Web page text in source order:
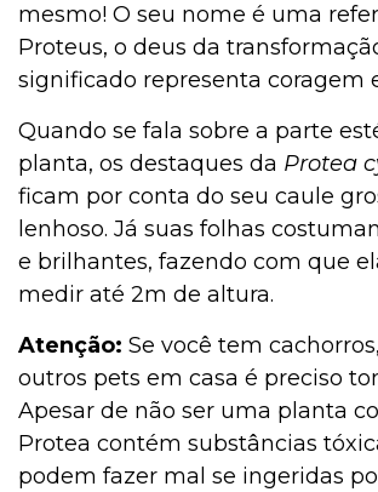
mesmo! O seu nome é uma
Proteus, o deus da
significado representa coragem
Quando se fala sobre a parte
planta, os destaques da Protea
ficam por conta do seu caule
lenhoso. Já suas folhas
e brilhantes, fazendo com que
medir até 2m de altura.
Atenção: Se você tem
outros pets em casa é preciso
Apesar de não ser uma planta
Protea contém substâncias
podem fazer mal se ingeridas